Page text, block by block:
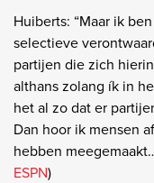
Huiberts: “Maar ik
selectieve
partijen die zich
althans zolang ík in
het al zo dat er
Dan hoor ik mensen
hebben
ESPN)